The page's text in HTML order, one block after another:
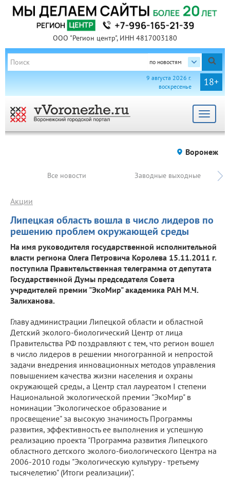
ООО "Регион центр", ИНН 4817003180
по новостям
18+
9 августа 2026 г.
воскресенье
Toggle
Воронеж
Все новости Заводные выходные
Липецкая область вошла в число лидеров по
решению проблем окружающей среды
Акции
На имя руководителя государственной исполнительной
власти региона Олега Петровича Королева 15.11.2011 г.
поступила Правительственная телеграмма от депутата
Государственной Думы председателя Совета
учредителей премии "ЭкоМир" академика РАН М.Ч.
Залиханова.
Главу администрации Липецкой области и областной
Детский эколого-биологический Центр от лица
Правительства РФ поздравляют с тем, что регион вошел
в число лидеров в решении многогранной и непростой
задачи внедрения инновационных методов управления
повышением качества жизни населения и охраны
окружающей среды, а Центр стал лауреатом I степени
Национальной экологической премии "ЭкоМир" в
номинации "Экологическое образование и
просвещение" за высокую значимость Программы
развития, эффективность ее выполнения и успешную
реализацию проекта "Программа развития Липецкого
областного детского эколого-биологического Центра на
2006-2010 годы "Экологическую культуру - третьему
тысячелетию" (Итоги реализации)".